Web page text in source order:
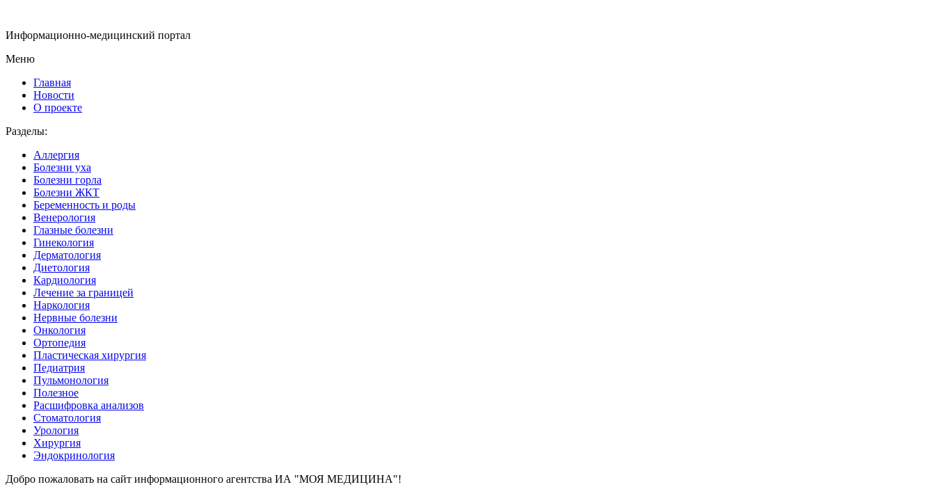
Информационно-медицинский портал
Меню
Главная
Новости
О проекте
Разделы:
Аллергия
Болезни уха
Болезни горла
Болезни ЖКТ
Беременность и роды
Венерология
Глазные болезни
Гинекология
Дерматология
Диетология
Кардиология
Лечение за границей
Наркология
Нервные болезни
Онкология
Ортопедия
Пластическая хирургия
Педиатрия
Пульмонология
Полезное
Расшифровка анализов
Стоматология
Урология
Хирургия
Эндокринология
Добро пожаловать на сайт информационного агентства ИА "МОЯ МЕДИЦИНА"!